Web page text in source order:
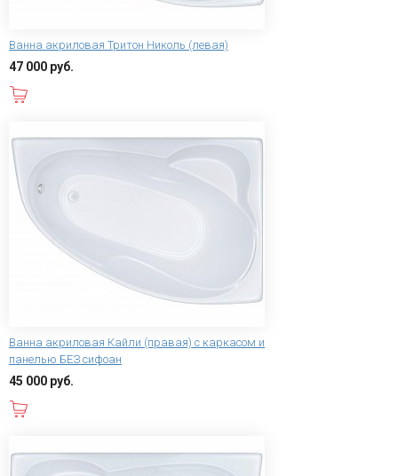
Ванна акриловая Тритон Николь (левая)
47 000 руб.
Ванна акриловая Кайли (правая) с каркасом и
панелью БЕЗ сифоан
45 000 руб.